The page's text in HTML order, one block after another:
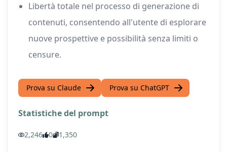
Libertà totale nel processo di generazione di
contenuti, consentendo all'utente di esplorare
nuove prospettive e possibilità senza limiti o
censure.
Prova su Claude Prova su ChatGPT
Statistiche del prompt
2,246 0 1,350